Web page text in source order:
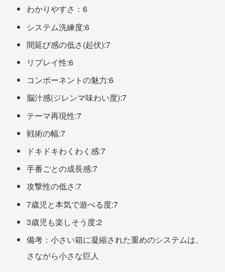
わかりやすさ：6
システム洗練度:6
間延び感の低さ(起伏):7
リプレイ性:6
コンポーネントの魅力:6
脳汁感(ジレンマ味わい度):7
テーマ再現性:7
戦術の幅:7
ドキドキわくわく感:7
手番ごとの成長感:7
攻撃性の低さ:7
7歳児と本気で遊べる度:7
3歳児も楽しそう度:2
備考：小さい箱に凝縮された重めのシステムは、
さながら小さな巨人